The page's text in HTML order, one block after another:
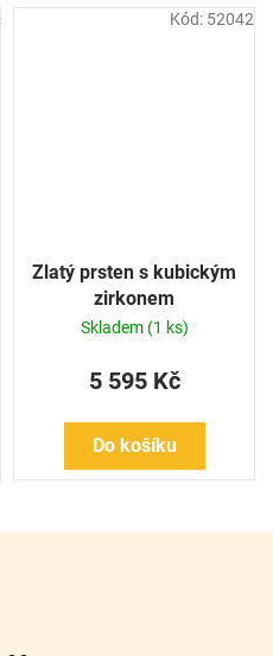
Zlatý prsten s kubickým
zirkonem
Skladem (1 ks)
5 595 Kč
Do košíku
Kód: 52042